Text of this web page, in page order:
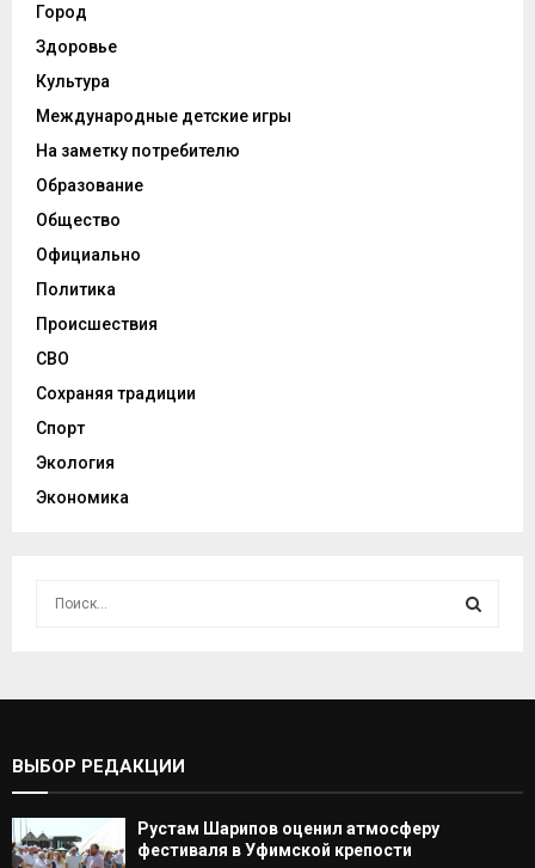
Город
Здоровье
Культура
Международные детские игры
На заметку потребителю
Образование
Общество
Официально
Политика
Происшествия
СВО
Сохраняя традиции
Спорт
Экология
Экономика
С
А
ВЫБОР РЕДАКЦИИ
Рустам Шарипов оценил атмосферу
фестиваля в Уфимской крепости